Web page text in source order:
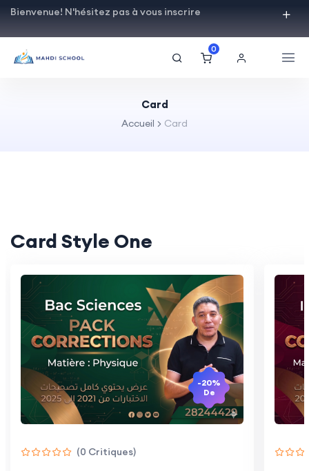
Bienvenue! N'hésitez pas à vous inscrire
0
Card
Accueil Card
Card Style One
-20%
De
(0 Critiques)